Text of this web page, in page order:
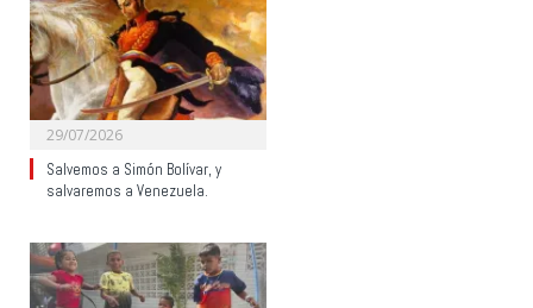
29/07/2026
Salvemos a Simón Bolívar, y
salvaremos a Venezuela.